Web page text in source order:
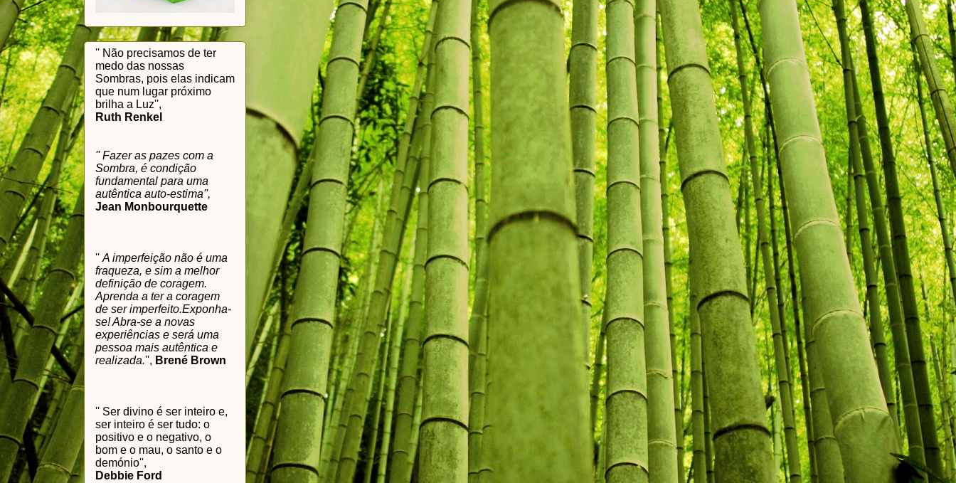
'' Não precisamos de ter
medo das nossas
Sombras, pois elas indicam
que num lugar próximo
brilha a Luz'',
Ruth Renkel
'' Fazer as pazes com a
Sombra, é condição
fundamental para uma
autêntica auto-estima'',
Jean Monbourquette
'' A imperfeição não é uma
fraqueza, e sim a melhor
definição de coragem.
Aprenda a ter a coragem
de ser imperfeito.Exponha-
se! Abra-se a novas
experiências e será uma
pessoa mais autêntica e
realizada.'', Brené Brown
'' Ser divino é ser inteiro e,
ser inteiro é ser tudo: o
positivo e o negativo, o
bom e o mau, o santo e o
demónio'',
Debbie Ford